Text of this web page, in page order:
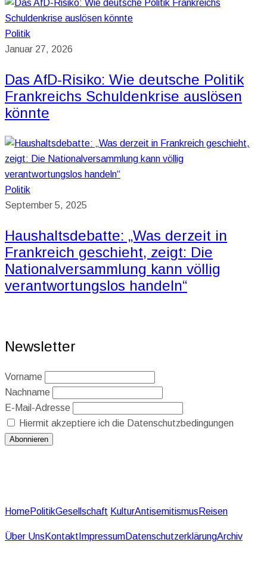
Politik
Januar 27, 2026
Das AfD-Risiko: Wie deutsche Politik
Frankreichs Schuldenkrise auslösen
könnte
Politik
September 5, 2025
Haushaltsdebatte: „Was derzeit in
Frankreich geschieht, zeigt: Die
Nationalversammlung kann völlig
verantwortungslos handeln“
Newsletter
Vorname
Nachname
E-Mail-Adresse
Hiermit akzeptiere ich die Datenschutzbedingungen
HomePolitikGesellschaft KulturAntisemitismus Reisen
Über Uns Kontakt ImpressumDatenschutzerklärungArchiv